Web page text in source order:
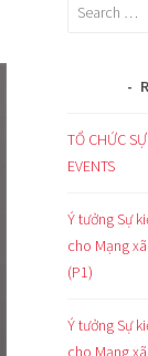
Search
TỔ CHỨC
EVENTS
Ý tưởng Sự
cho Mạng
(P1)
Ý tưởng Sự
cho Mạng